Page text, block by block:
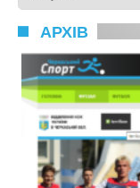
АРХІВ